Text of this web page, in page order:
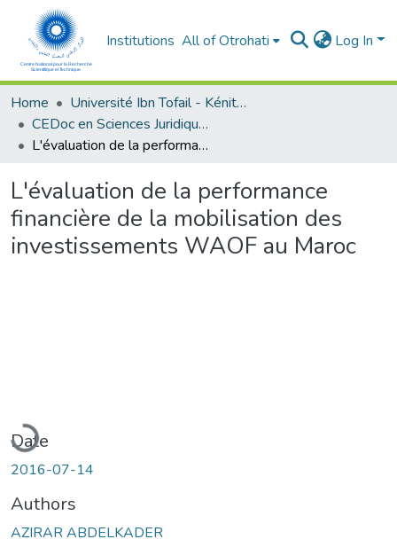
Institutions All of Otrohati Log In
Home
Université Ibn Tofail - Kénitra
CEDoc en Sciences Juridiques, Economiques, Sociales et de Gestion (CED - SJESG)
L'évaluation de la performance financière de la mobilisation des investissements WAOF au Maroc
L'évaluation de la performance
financière de la mobilisation des
investissements WAOF au Maroc
Date
2016-07-14
Authors
AZIRAR ABDELKADER